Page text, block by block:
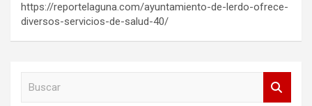
https://reportelaguna.com/ayuntamiento-de-lerdo-ofrece-
diversos-servicios-de-salud-40/